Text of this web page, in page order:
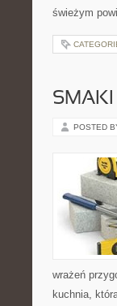
świeżym
SMAKI
POSTED
wrażeń
kuchnia,